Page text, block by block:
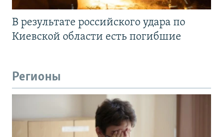
В результате российского удара по
Киевской области есть погибшие
Регионы